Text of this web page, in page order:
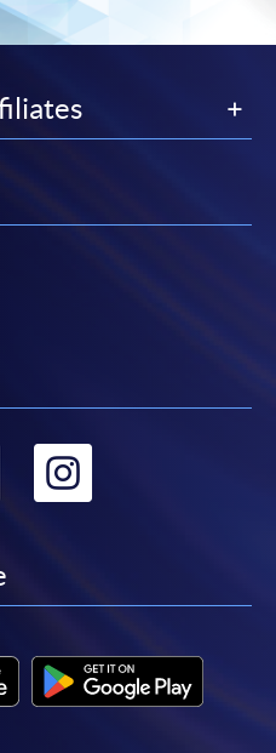
Go
linkedin